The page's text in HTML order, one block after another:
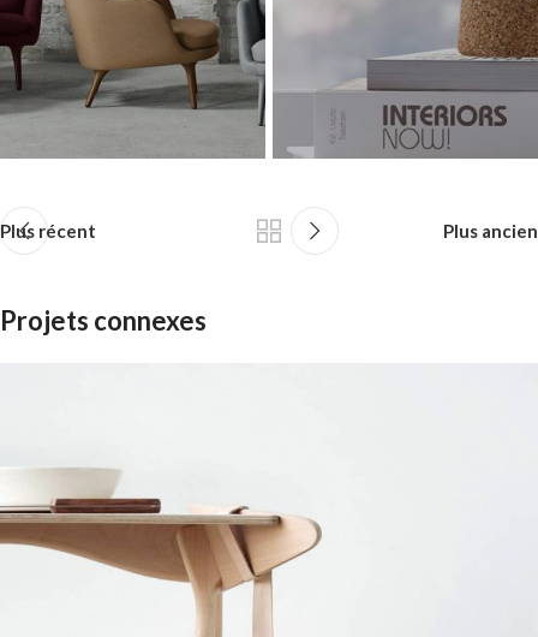
Plus récent Plus ancien
Projets connexes